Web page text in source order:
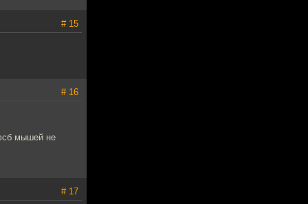
# 15
# 16
мышей не
# 17